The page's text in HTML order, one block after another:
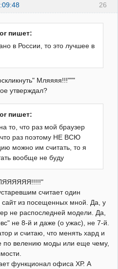
26
пишет:
в России, то это лучшее в
Мляяяя!!!"""
утверждал?
пишет:
то, что раз мой браузер
что раз поэтому НЕ ВСЮ
можно им считать, то я
вообще не буду
считает один
сайт из посещенных мной. Да, у
не распоследней модели. Да,
не 8-й и даже (о ужас), не 7-й.
и считаю, что менять хард и
по велению моды или еще чему,
функционал офиса ХР. А